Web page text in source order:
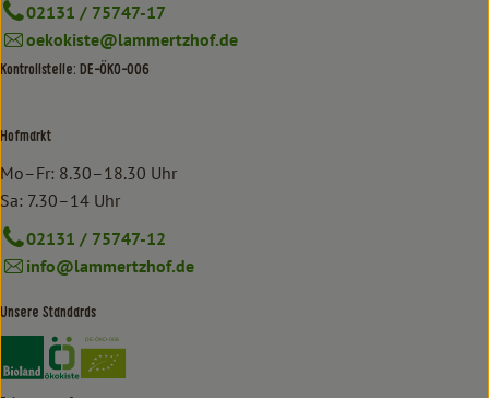
02131 / 75747-17
oekokiste@lammertzhof.de
Kontrollstelle: DE-ÖKO-006
Hofmarkt
Mo–Fr: 8.30–18.30 Uhr
Sa: 7.30–14 Uhr
02131 / 75747-12
info@lammertzhof.de
Unsere Standards
Externer Link zu https://www.bioland.de/verbraucher
Externer Link zu https://www.oekokiste.de/